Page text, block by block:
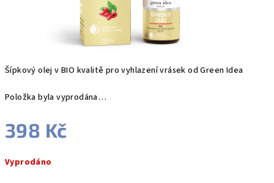
Šípkový olej v BIO kvalitě pro vyhlazení vrásek od Green Idea
Položka byla vyprodána…
398 Kč
cena:
Vyprodáno